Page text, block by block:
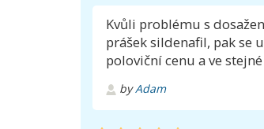
Kvůli problému s
prášek sildenafil, pak se
poloviční cenu a ve
byAdam